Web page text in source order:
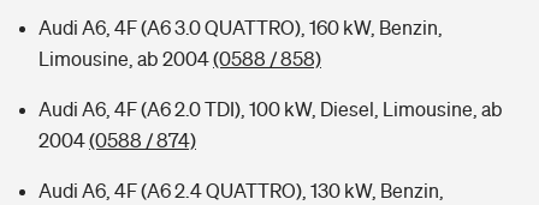
Audi A6, 4F (A6 3.0 QUATTRO), 160 kW, Benzin,
Limousine, ab 2004(0588 / 858)
Audi A6, 4F (A6 2.0 TDI), 100 kW, Diesel, Limousine, ab
2004(0588 / 874)
Audi A6, 4F (A6 2.4 QUATTRO), 130 kW, Benzin,